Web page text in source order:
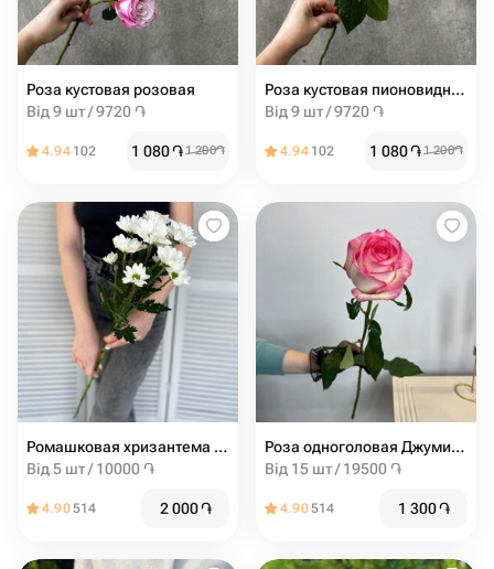
Роза кустовая розовая
Від 9 шт / 9720 ֏
4.94 102 1 080֏1 200֏
Роза кустовая пионовидная
Від 9 шт / 9720 ֏
4.94 102 1 080֏1 200֏
Ромашковая хризантема ( белая )
Від 5 шт / 10000 ֏
4.90514 2 000֏
Роза одноголовая Джумилия
Від 15 шт / 19500 ֏
4.90514 1 300֏